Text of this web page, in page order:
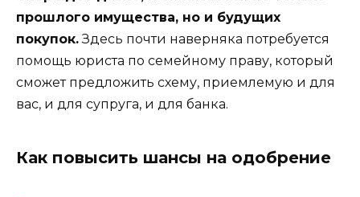
прошлого имущества, но и будущих
покупок.Здесь почти наверняка потребуется
помощь юриста по семейному праву, который
сможет предложить схему, приемлемую и для
вас, и для супруга, и для банка.
Как повысить шансы на одобрение